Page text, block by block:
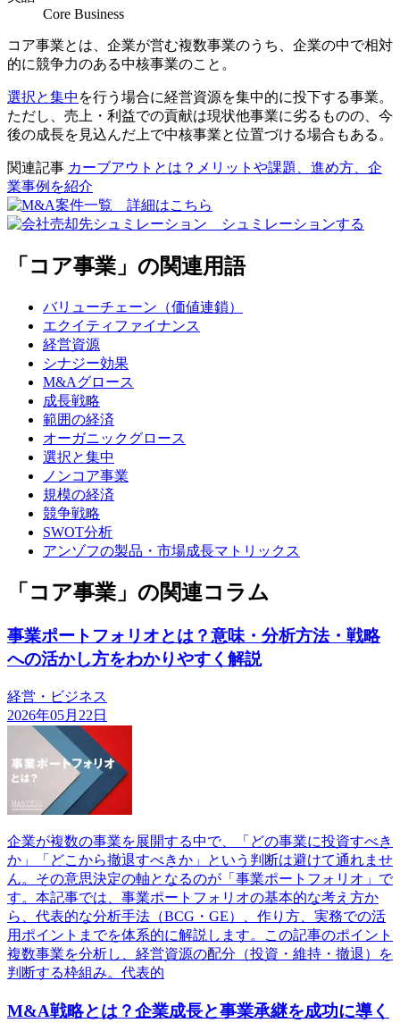
Core Business
コア事業とは、企業が営む複数事業のうち、企業の中で相対
的に競争力のある中核事業のこと。
選択と集中 を行う場合に経営資源を集中的に投下する事業。
ただし、売上・利益での貢献は現状他事業に劣るものの、今
後の成長を見込んだ上で中核事業と位置づける場合もある。
関連記事 カーブアウトとは？メリットや課題、進め方、企
業事例を紹介
「コア事業」の関連用語
バリューチェーン（価値連鎖）
エクイティファイナンス
経営資源
シナジー効果
M&Aグロース
成長戦略
範囲の経済
オーガニックグロース
選択と集中
ノンコア事業
規模の経済
競争戦略
SWOT分析
アンゾフの製品・市場成長マトリックス
「コア事業」の関連コラム
事業ポートフォリオとは？意味・分析方法・戦略
への活かし方をわかりやすく解説
経営・ビジネス
2026年05月22日
企業が複数の事業を展開する中で、「どの事業に投資すべき
か」「どこから撤退すべきか」という判断は避けて通れませ
ん。その意思決定の軸となるのが「事業ポートフォリオ」で
す。本記事では、事業ポートフォリオの基本的な考え方か
ら、代表的な分析手法（BCG・GE）、作り方、実務での活
用ポイントまでを体系的に解説します。この記事のポイント
複数事業を分析し、経営資源の配分（投資・維持・撤退）を
判断する枠組み。代表的
M&A戦略とは？企業成長と事業承継を成功に導く